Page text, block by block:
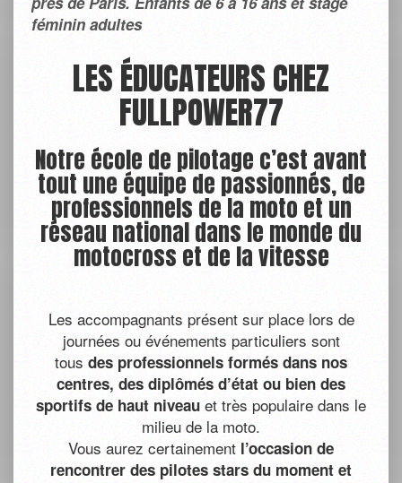
féminin adultes
LES ÉDUCATEURS CHEZ
FULLPOWER77
Notre école de pilotage c’est avant
tout une équipe de passionnés, de
professionnels de la moto et un
réseau national dans le monde du
motocross et de la vitesse
Les accompagnants présent sur place lors de
journées ou événements particuliers sont
tous des professionnels formés dans nos
centres, des diplômés d’état ou bien des
sportifs de haut niveau et très populaire dans le
milieu de la moto.
Vous aurez certainement l’occasion de
rencontrer des pilotes stars du moment et